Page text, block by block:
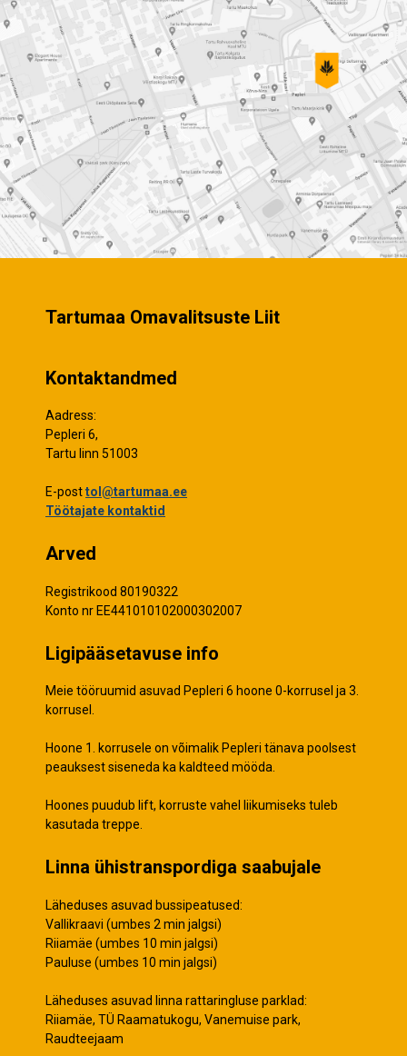
Tartumaa Omavalitsuste Liit
Kontaktandmed
Aadress:
Pepleri 6,
Tartu linn 51003
E-posttol@tartumaa.ee
Töötajate kontaktid
Arved
Registrikood 80190322
Konto nr EE441010102000302007
Ligipääsetavuse info
Meie tööruumid asuvad Pepleri 6 hoone 0-korrusel ja 3.
korrusel.
Hoone 1. korrusele on võimalik Pepleri tänava poolsest
peauksest siseneda ka kaldteed mööda.
Hoones puudub lift, korruste vahel liikumiseks tuleb
kasutada treppe.
Linna ühistranspordiga saabujale
Läheduses asuvad bussipeatused:
Vallikraavi (umbes 2 min jalgsi)
Riiamäe (umbes 10 min jalgsi)
Pauluse (umbes 10 min jalgsi)
Läheduses asuvad linna rattaringluse parklad:
Riiamäe, TÜ Raamatukogu, Vanemuise park,
Raudteejaam